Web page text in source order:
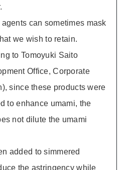
can sometimes mask
we wish to retain.
to Tomoyuki Saito
Office, Corporate
since these products were
to enhance umami, the
not dilute the umami
added to simmered
the astringency while